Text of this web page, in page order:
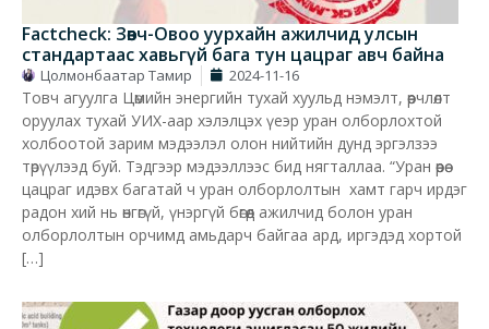
Factcheck: Зөөвч-Овоо уурхайн ажилчид улсын
стандартаас хавьгүй бага тун цацраг авч байна
Цолмонбаатар Тамир 2024-11-16
Товч агуулга Цөмийн энергийн тухай хуульд нэмэлт, өөрчлөлт
оруулах тухай УИХ-аар хэлэлцэх үеэр уран олборлохтой
холбоотой зарим мэдээлэл олон нийтийн дунд эргэлзээ
төрүүлээд буй. Тэдгээр мэдээллээс бид нягталлаа. “Уран өөрөө
цацраг идэвх багатай ч уран олборлолтын хамт гарч ирдэг
радон хий нь өнгөгүй, үнэргүй бөгөөд ажилчид болон уран
олборлолтын орчимд амьдарч байгаа ард, иргэдэд хортой
[…]